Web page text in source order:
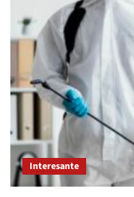
Interesante